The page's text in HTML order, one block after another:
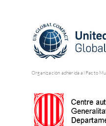
Organización adherida al Pacto